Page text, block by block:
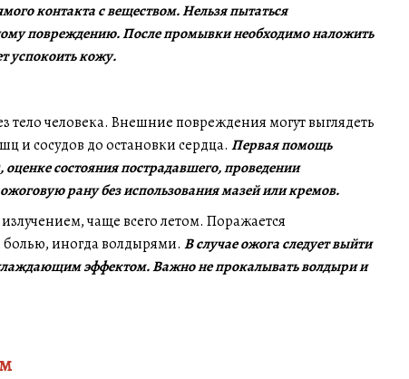
контакта с веществом. Нельзя пытаться
повреждению. После промывки необходимо наложить
успокоить кожу.
тело человека. Внешние повреждения могут выглядеть
и сосудов до остановки сердца. Первая помощь
состояния пострадавшего, проведении
рану без использования мазей или кремов.
чаще всего летом. Поражается
иногда волдырями. В случае ожога следует выйти
эффектом. Важно не прокалывать волдыри и